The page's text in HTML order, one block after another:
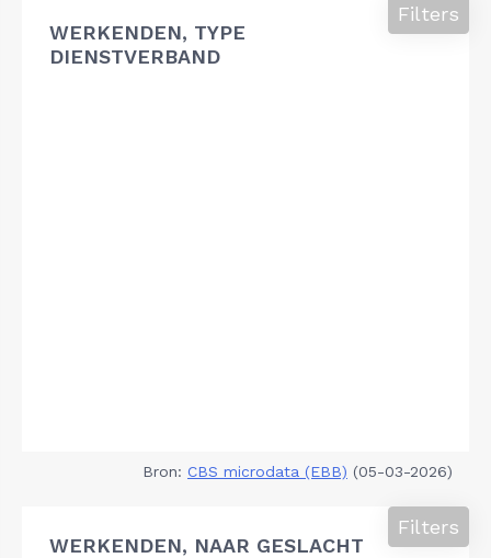
WERKENDEN, TYPE
DIENSTVERBAND
Filters
Bron: CBS microdata (EBB) (05-03-2026)
WERKENDEN, NAAR GESLACHT
Filters